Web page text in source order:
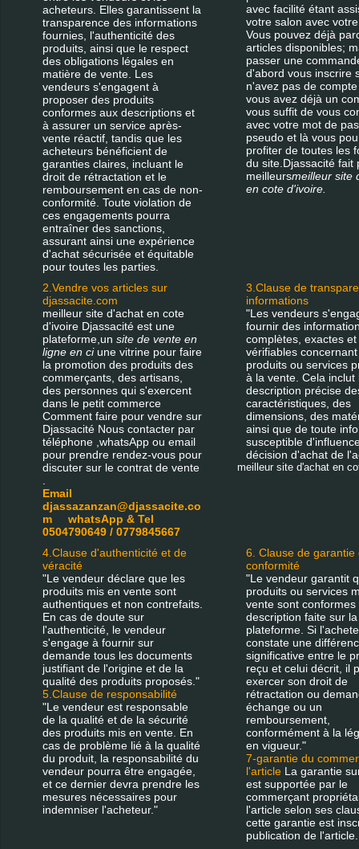
acheteurs. Elles garantissent la
transparence des informations
fournies, l'authenticité des
produits, ainsi que le respect
des obligations légales en
matière de vente. Les
vendeurs s'engagent à
proposer des produits
conformes aux descriptions et
à assurer un service après-
vente réactif, tandis que les
acheteurs bénéficient de
garanties claires, incluant le
droit de rétractation et le
remboursement en cas de non-
conformité. Toute violation de
ces engagements pourra
entraîner des sanctions,
assurant ainsi une expérience
d'achat sécurisée et équitable
pour toutes les parties.
avec facilité étant
votre salon avec
Vous pouvez déjà
articles disponibles;
passer une
d'abord vous inscrire
n'avez pas de
vous avez déjà un
vous suffit de vous
avec votre mot de
pseudo et là vous
profiter de toutes les
du site.Djassacité fait
meilleursmeilleur site
en cote d'ivoire.
2.Vendre vos articles sur
djassacite.com
meilleur site d'achat en cote
d'ivoire Djassacité est une
plateforme,un site de vente en
ligne en ciune vitrine pour faire
la promotion des produits des
commerçants, des artisans,
des personnes qui s'exercent
dans le petit commerce
Comment faire pour vendre sur
Djassacité Nous contacter par
téléphone ,whatsApp ou email
pour prendre rendez-vous pour
discuter sur le contrat de vente
Email
djassazanzan@djassacite.co
m whatsApp & Tel
0504790649 / 0779845667
3.Clause de
informations
"Les vendeurs
fournir des
complètes, exactes et
vérifiables
produits ou services
à la vente. Cela inclut
description précise
caractéristiques, des
dimensions, des
ainsi que de toute
susceptible
décision d'achat de
meilleur site d'achat en
4.Clause d'authenticité et de
véracité
"Le vendeur déclare que les
produits mis en vente sont
authentiques et non contrefaits.
En cas de doute sur
l'authenticité, le vendeur
s'engage à fournir sur
demande tous les documents
justifiant de l'origine et de la
qualité des produits proposés."
5.Clause de responsabilité
"Le vendeur est responsable
de la qualité et de la sécurité
des produits mis en vente. En
cas de problème lié à la qualité
du produit, la responsabilité du
vendeur pourra être engagée,
et ce dernier devra prendre les
mesures nécessaires pour
indemniser l'acheteur."
6. Clause de garantie
conformité
"Le vendeur garantit
produits ou services
vente sont conformes
description faite sur la
plateforme. Si
constate une
significative entre le
reçu et celui décrit, il
exercer son droit de
rétractation ou
échange ou un
remboursement,
conformément à la
en vigueur."
7-garantie du
l'article La garantie
est supportée par le
commerçant
l'article selon ses
cette garantie est
publication de l'article.